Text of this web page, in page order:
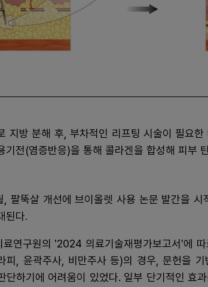
지방 분해 후, 부차적인 리프팅 시술이 필요
기전(염증반응)을 통해 콜라겐을 합성해 피부
팔뚝살 개선에 브이올렛 사용 논문 발간을
된다.
료연구원의 '2024 의료기술재평가보고서'에
피, 윤곽주사, 비만주사 등)의 경우, 문헌을
단하기에 어려움이 있었다. 일부 단기적인 효